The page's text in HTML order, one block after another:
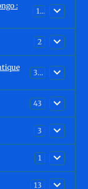
:
15
2
30
43
3
1
13